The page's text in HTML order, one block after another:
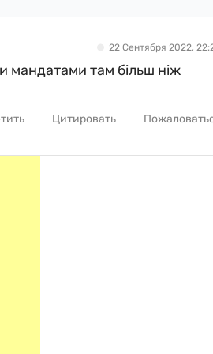
22 Сентября 2022,
мандатами там більш ніж
Цитировать